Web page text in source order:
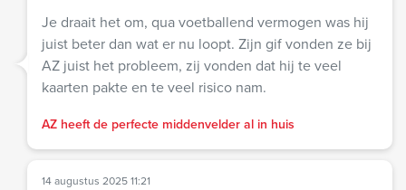
Je draait het om, qua voetballend vermogen was hij
juist beter dan wat er nu loopt. Zijn gif vonden ze bij
AZ juist het probleem, zij vonden dat hij te veel
kaarten pakte en te veel risico nam.
AZ heeft de perfecte middenvelder al in huis
14 augustus 2025 11:21